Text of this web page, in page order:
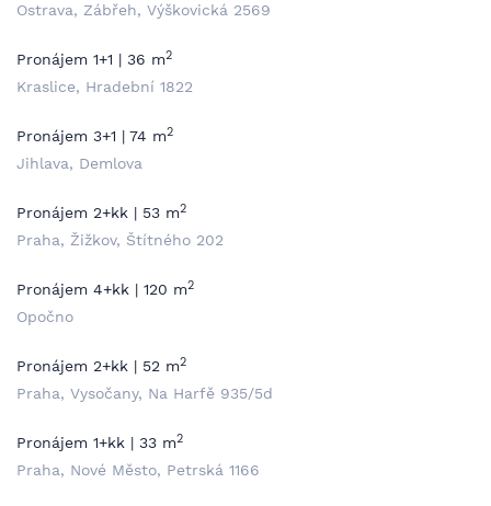
Ostrava, Zábřeh, Výškovická 2569
Pronájem 1+1 | 36 m2
Kraslice, Hradební 1822
Pronájem 3+1 | 74 m2
Jihlava, Demlova
Pronájem 2+kk | 53 m2
Praha, Žižkov, Štítného 202
Pronájem 4+kk | 120 m2
Opočno
Pronájem 2+kk | 52 m2
Praha, Vysočany, Na Harfě 935/5d
Pronájem 1+kk | 33 m2
Praha, Nové Město, Petrská 1166